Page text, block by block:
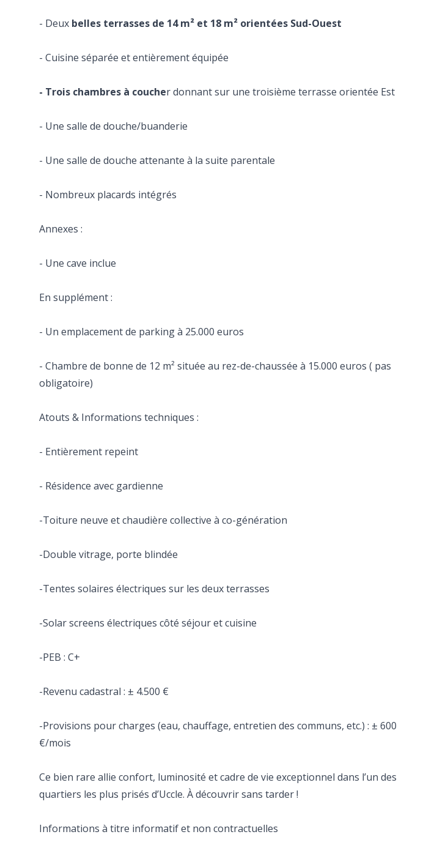
- Deux belles terrasses de 14 m² et 18 m² orientées Sud-Ouest
- Cuisine séparée et entièrement équipée
- Trois chambres à coucher donnant sur une troisième terrasse orientée Est
- Une salle de douche/buanderie
- Une salle de douche attenante à la suite parentale
- Nombreux placards intégrés
Annexes :
- Une cave inclue
En supplément :
- Un emplacement de parking à 25.000 euros
- Chambre de bonne de 12 m² située au rez-de-chaussée à 15.000 euros ( pas
obligatoire)
Atouts & Informations techniques :
- Entièrement repeint
- Résidence avec gardienne
-Toiture neuve et chaudière collective à co-génération
-Double vitrage, porte blindée
-Tentes solaires électriques sur les deux terrasses
-Solar screens électriques côté séjour et cuisine
-PEB : C+
-Revenu cadastral : ± 4.500 €
-Provisions pour charges (eau, chauffage, entretien des communs, etc.) : ± 600
€/mois
Ce bien rare allie confort, luminosité et cadre de vie exceptionnel dans l’un des
quartiers les plus prisés d’Uccle. À découvrir sans tarder !
Informations à titre informatif et non contractuelles